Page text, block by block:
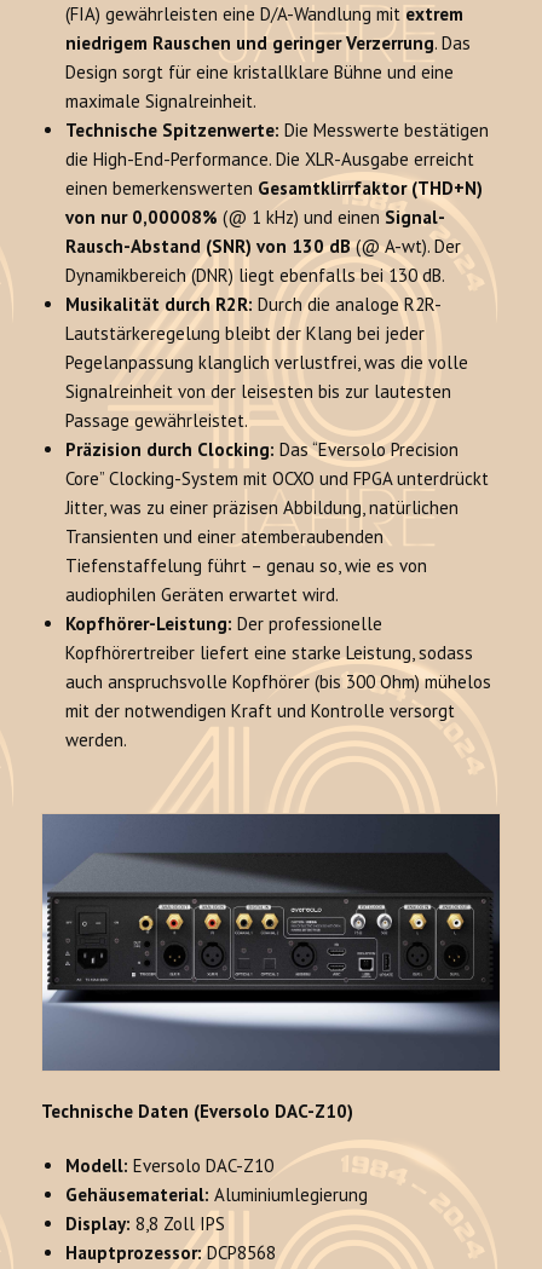
(FIA) gewährleisten eine D/A-Wandlung mit extrem
niedrigem Rauschen und geringer Verzerrung. Das
Design sorgt für eine kristallklare Bühne und eine
maximale Signalreinheit.
Technische Spitzenwerte: Die Messwerte bestätigen
die High-End-Performance. Die XLR-Ausgabe erreicht
einen bemerkenswerten Gesamtklirrfaktor (THD+N)
von nur 0,00008% (@ 1 kHz) und einen Signal-
Rausch-Abstand (SNR) von 130 dB(@ A-wt). Der
Dynamikbereich (DNR) liegt ebenfalls bei 130 dB.
Musikalität durch R2R: Durch die analoge R2R-
Lautstärkeregelung bleibt der Klang bei jeder
Pegelanpassung klanglich verlustfrei, was die volle
Signalreinheit von der leisesten bis zur lautesten
Passage gewährleistet.
Präzision durch Clocking: Das “Eversolo Precision
Core” Clocking-System mit OCXO und FPGA unterdrückt
Jitter, was zu einer präzisen Abbildung, natürlichen
Transienten und einer atemberaubenden
Tiefenstaffelung führt – genau so, wie es von
audiophilen Geräten erwartet wird.
Kopfhörer-Leistung: Der professionelle
Kopfhörertreiber liefert eine starke Leistung, sodass
auch anspruchsvolle Kopfhörer (bis 300 Ohm) mühelos
mit der notwendigen Kraft und Kontrolle versorgt
werden.
Technische Daten (Eversolo DAC-Z10)
Modell: Eversolo DAC-Z10
Gehäusematerial: Aluminiumlegierung
Display: 8,8 Zoll IPS
Hauptprozessor:DCP8568